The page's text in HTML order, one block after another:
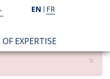
EN FR
EXPERTISE
×